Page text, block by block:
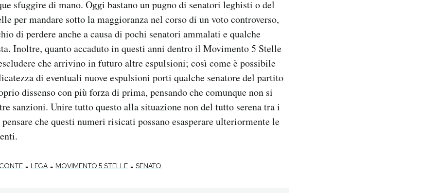
sfuggire di mano. Oggi bastano un pugno di senatori leghisti o del
per mandare sotto la maggioranza nel corso di un voto controverso,
di perdere anche a causa di pochi senatori ammalati e qualche
Inoltre, quanto accaduto in questi anni dentro il Movimento 5 Stelle
che arrivino in futuro altre espulsioni; così come è possibile
di eventuali nuove espulsioni porti qualche senatore del partito
dissenso con più forza di prima, pensando che comunque non si
sanzioni. Unire tutto questo alla situazione non del tutto serena tra i
che questi numeri risicati possano esasperare ulteriormente le
- LEGA - MOVIMENTO 5 STELLE - SENATO